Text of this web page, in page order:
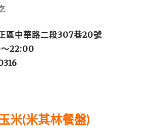
區中華路二段307巷20號
～22:00
米(米其林餐盤)